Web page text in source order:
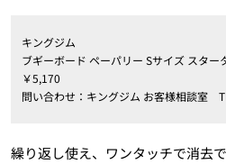
キングジム
ブギーボード ペーパリー Sサイズ スター
￥5,170
問い合わせ：キングジム お客様相談室
繰り返し使え、ワンタッチで消去